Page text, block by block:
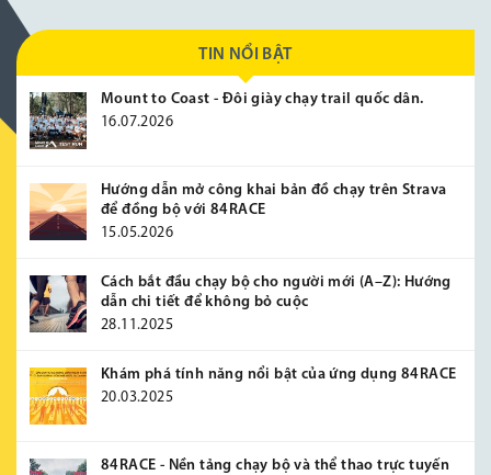
TIN NỔI BẬT
Mount to Coast - Đôi giày chạy trail quốc dân.
16.07.2026
Hướng dẫn mở công khai bản đồ chạy trên Strava
để đồng bộ với 84RACE
15.05.2026
Cách bắt đầu chạy bộ cho người mới (A–Z): Hướng
dẫn chi tiết để không bỏ cuộc
28.11.2025
Khám phá tính năng nổi bật của ứng dụng 84RACE
20.03.2025
84RACE - Nền tảng chạy bộ và thể thao trực tuyến